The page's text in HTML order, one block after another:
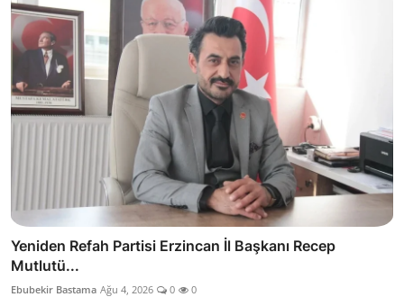
Yeniden Refah Partisi Erzincan İl Başkanı Recep
Mutlutü...
Ebubekir Bastama Ağu 4, 2026 0 0